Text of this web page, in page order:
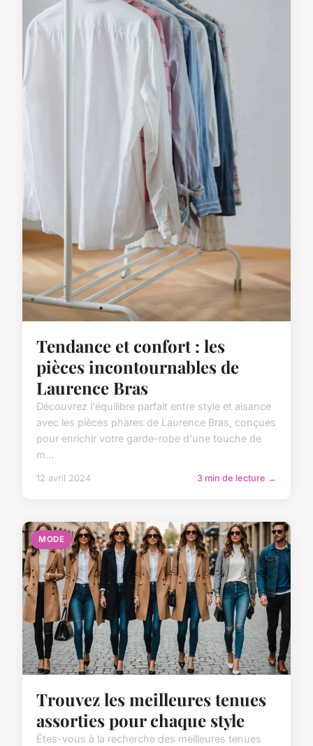
Tendance et confort : les
pièces incontournables de
Laurence Bras
Découvrez l'équilibre parfait entre style et aisance
avec les pièces phares de Laurence Bras, conçues
pour enrichir votre garde-robe d'une touche de
m...
12 avril 2024 3 min de lecture →
MODE
Trouvez les meilleures tenues
assorties pour chaque style
Êtes-vous à la recherche des meilleures tenues